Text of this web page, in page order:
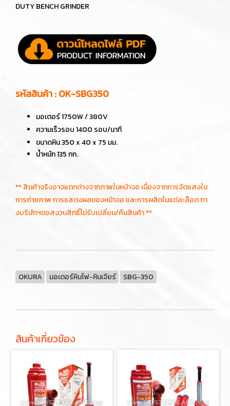
DUTY BENCH GRINDER
รหัสสินค้า : OK-SBG350
มอเตอร์ 1750W / 380V
ความเร็วรอบ 1400 รอบ/นาที
ขนาดหิน 350 x 40 x 75 มม.
น้ำหนัก 135 กก.
** สินค้าจริงอาจแตกต่างจากภาพในหน้าจอ เนื่องจากการจัดแสงใน
การถ่ายภาพ การแสดงผลของหน้าจอ และการผลิตในแต่ละล็อต ทา
งบริษัทฯขอสงวนสิทธิ์ไม่รับเปลี่ยน/คืนสินค้า **
OKURA มอเตอร์หินไฟ-หินเจียร์ SBG-350
สินค้าเกี่ยวข้อง